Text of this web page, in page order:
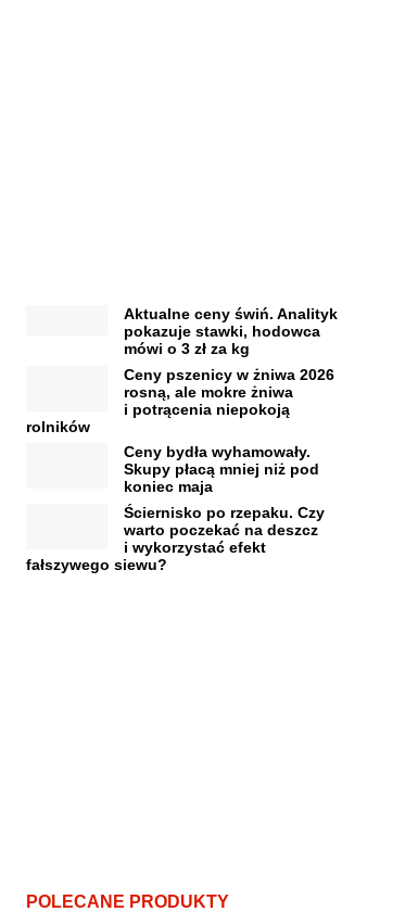
Aktualne ceny świń. Analityk
pokazuje stawki, hodowca
mówi o 3 zł za kg
Ceny pszenicy w żniwa 2026
rosną, ale mokre żniwa
i potrącenia niepokoją
rolników
Ceny bydła wyhamowały.
Skupy płacą mniej niż pod
koniec maja
Ściernisko po rzepaku. Czy
warto poczekać na deszcz
i wykorzystać efekt
fałszywego siewu?
POLECANE PRODUKTY